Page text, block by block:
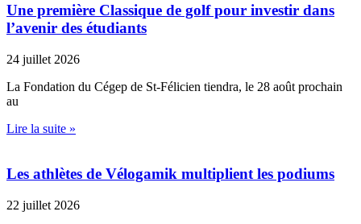
Une première Classique de golf pour investir dans
l’avenir des étudiants
24 juillet 2026
La Fondation du Cégep de St-Félicien tiendra, le 28 août prochain
au
Lire la suite »
Les athlètes de Vélogamik multiplient les podiums
22 juillet 2026